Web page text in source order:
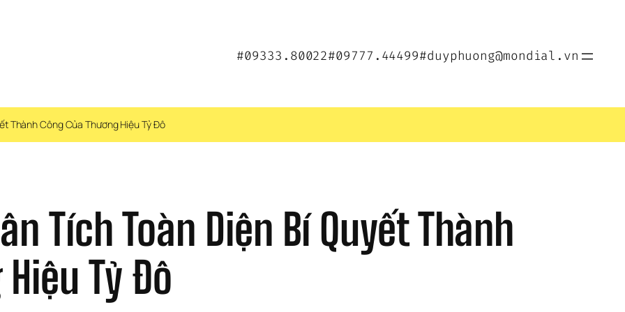
#09333.80022#09777.44499#duyphuong@mondial.vn
Thành Công Của Thương Hiệu Tỷ Đô
Tích Toàn Diện Bí Quyết Thành
Tỷ Đô